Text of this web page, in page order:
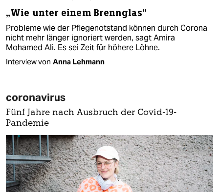
„Wie unter einem Brennglas“
Probleme wie der Pflegenotstand können durch Corona
nicht mehr länger ignoriert werden, sagt Amira
Mohamed Ali. Es sei Zeit für höhere Löhne.
Interview von Anna Lehmann
coronavirus
Fünf Jahre nach Ausbruch der Covid-19-
Pandemie